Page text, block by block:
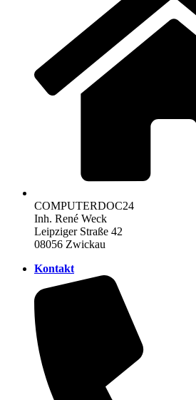
COMPUTERDOC24
Inh. René Weck
Leipziger Straße 42
08056 Zwickau
Kontakt